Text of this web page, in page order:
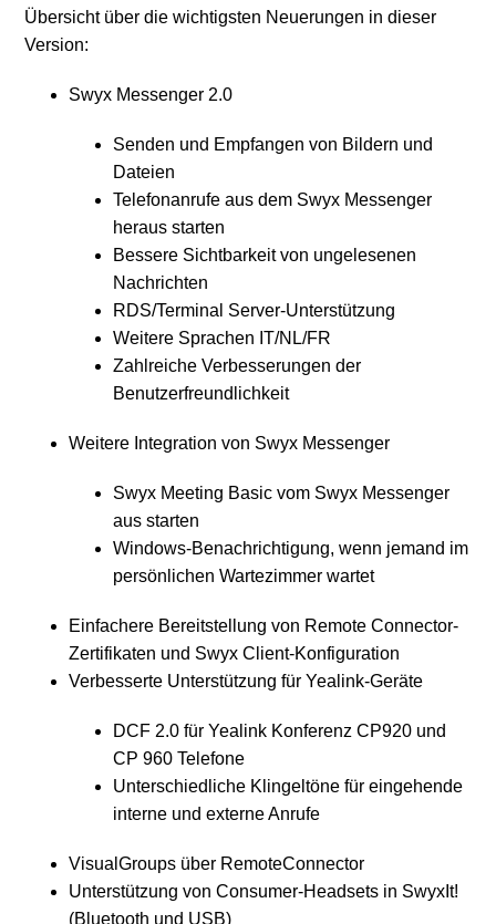
Übersicht über die wichtigsten Neuerungen in dieser
Version:
Swyx Messenger 2.0
Senden und Empfangen von Bildern und
Dateien
Telefonanrufe aus dem Swyx Messenger
heraus starten
Bessere Sichtbarkeit von ungelesenen
Nachrichten
RDS/Terminal Server-Unterstützung
Weitere Sprachen IT/NL/FR
Zahlreiche Verbesserungen der
Benutzerfreundlichkeit
Weitere Integration von Swyx Messenger
Swyx Meeting Basic vom Swyx Messenger
aus starten
Windows-Benachrichtigung, wenn jemand im
persönlichen Wartezimmer wartet
Einfachere Bereitstellung von Remote Connector-
Zertifikaten und Swyx Client-Konfiguration
Verbesserte Unterstützung für Yealink-Geräte
DCF 2.0 für Yealink Konferenz CP920 und
CP 960 Telefone
Unterschiedliche Klingeltöne für eingehende
interne und externe Anrufe
VisualGroups über RemoteConnector
Unterstützung von Consumer-Headsets in SwyxIt!
(Bluetooth und USB)